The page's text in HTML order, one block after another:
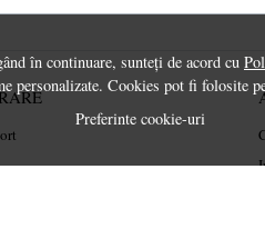
în continuare, sunteți de acord cu
Cookies pot fi folosite
Preferinte cookie-uri